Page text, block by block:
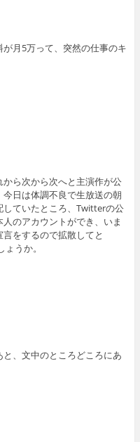
月5万って、突然の仕事のキ
ら次から次へと主演作が公
日は体調不良で生放送の朝
ていたところ、Twitterの公
のアカウントができ、いま
をするので拡散してと
うか。
、文中のところどころにあ